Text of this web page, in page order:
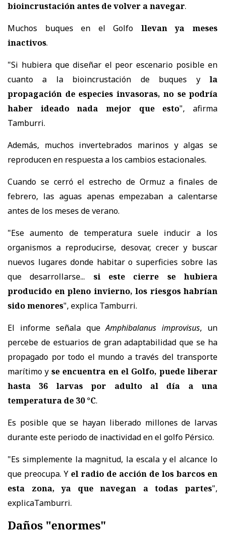
bioincrustación antes de volver a navegar.
Muchos buques en el Golfo llevan ya meses
inactivos.
"Si hubiera que diseñar el peor escenario posible en
cuanto a la bioincrustación de buques y la
propagación de especies invasoras, no se podría
haber ideado nada mejor que esto", afirma
Tamburri.
Además, muchos invertebrados marinos y algas se
reproducen en respuesta a los cambios estacionales.
Cuando se cerró el estrecho de Ormuz a finales de
febrero, las aguas apenas empezaban a calentarse
antes de los meses de verano.
"Ese aumento de temperatura suele inducir a los
organismos a reproducirse, desovar, crecer y buscar
nuevos lugares donde habitar o superficies sobre las
que desarrollarse... si este cierre se hubiera
producido en pleno invierno, los riesgos habrían
sido menores", explica Tamburri.
El informe señala que Amphibalanus improvisus, un
percebe de estuarios de gran adaptabilidad que se ha
propagado por todo el mundo a través del transporte
marítimo yse encuentra en el Golfo, puede liberar
hasta 36 larvas por adulto al día a una
temperatura de 30 °C.
Es posible que se hayan liberado millones de larvas
durante este periodo de inactividad en el golfo Pérsico.
"Es simplemente la magnitud, la escala y el alcance lo
que preocupa. Y el radio de acción de los barcos en
esta zona, ya que navegan a todas partes",
explicaTamburri.
Daños "enormes"